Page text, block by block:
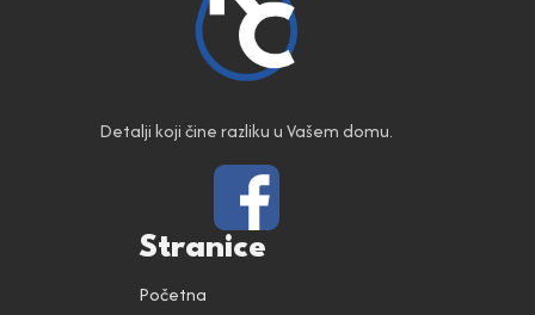
Detalji koji čine razliku u Vašem domu.
Stranice
Početna